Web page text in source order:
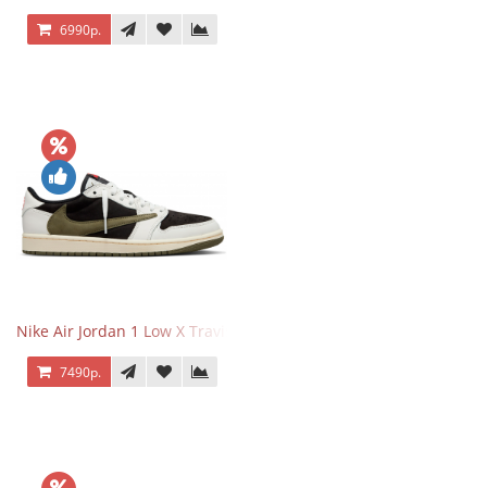
6990р.
Nike Air Jordan 1 Low X Travis Scott Olive
7490р.